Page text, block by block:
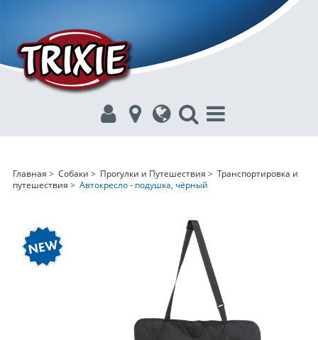
Главная > Собаки > Прогулки и Путешествия > Транспортировка и
путешествия > Автокресло - подушка, чёрный